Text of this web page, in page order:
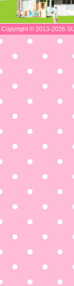
Copyright © 2013-2026